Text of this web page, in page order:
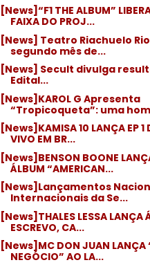
[News]“F1 THE ALBUM”
FAIXA DO PROJ...
[News] Teatro Riachuelo
segundo mês de...
[News] Secult divulga
Edital...
[News]KAROL G Apresenta
“Tropicoqueta”: uma
[News]KAMISA 10 LANÇA EP 1
VIVO EM BR...
[News]BENSON BOONE
ÁLBUM “AMERICAN...
[News]Lançamentos
Internacionais da Se...
[News]THALES LESSA LANÇA
ESCREVO, CA...
[News]MC DON JUAN LANÇA
NEGÓCIO” AO LA...